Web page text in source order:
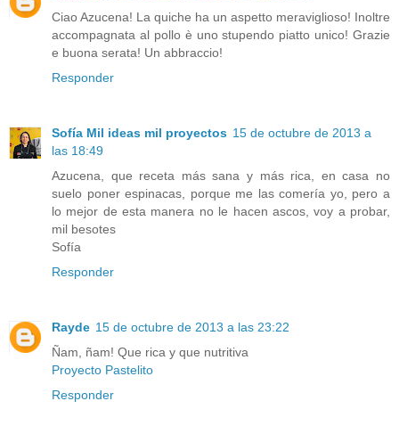
Ciao Azucena! La quiche ha un aspetto meraviglioso! Inoltre
accompagnata al pollo è uno stupendo piatto unico! Grazie
e buona serata! Un abbraccio!
Responder
Sofía Mil ideas mil proyectos 15 de octubre de 2013 a
las 18:49
Azucena, que receta más sana y más rica, en casa no
suelo poner espinacas, porque me las comería yo, pero a
lo mejor de esta manera no le hacen ascos, voy a probar,
mil besotes
Sofía
Responder
Rayde 15 de octubre de 2013 a las 23:22
Ñam, ñam! Que rica y que nutritiva
Proyecto Pastelito
Responder